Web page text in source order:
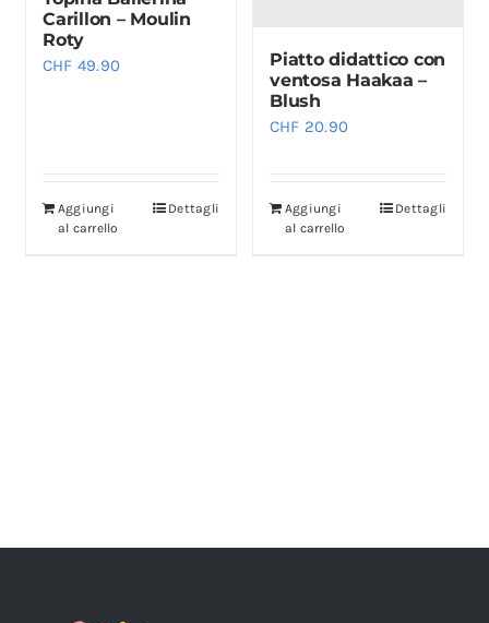
Carillon – Moulin
Roty
CHF 49.90
Aggiungi
al carrello
Dettagli
Piatto didattico con
ventosa Haakaa –
Blush
CHF 20.90
Aggiungi
al carrello
Dettagli